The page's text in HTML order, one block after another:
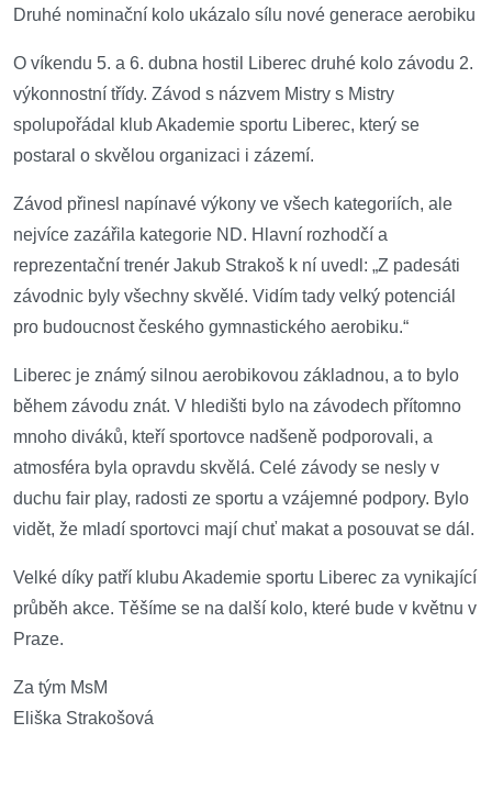
Druhé nominační kolo ukázalo sílu nové generace aerobiku
O víkendu 5. a 6. dubna hostil Liberec druhé kolo závodu 2.
výkonnostní třídy. Závod s názvem Mistry s Mistry
spolupořádal klub Akademie sportu Liberec, který se
postaral o skvělou organizaci i zázemí.
Závod přinesl napínavé výkony ve všech kategoriích, ale
nejvíce zazářila kategorie ND. Hlavní rozhodčí a
reprezentační trenér Jakub Strakoš k ní uvedl: „Z padesáti
závodnic byly všechny skvělé. Vidím tady velký potenciál
pro budoucnost českého gymnastického aerobiku.“
Liberec je známý silnou aerobikovou základnou, a to bylo
během závodu znát. V hledišti bylo na závodech přítomno
mnoho diváků, kteří sportovce nadšeně podporovali, a
atmosféra byla opravdu skvělá. Celé závody se nesly v
duchu fair play, radosti ze sportu a vzájemné podpory. Bylo
vidět, že mladí sportovci mají chuť makat a posouvat se dál.
Velké díky patří klubu Akademie sportu Liberec za vynikající
průběh akce. Těšíme se na další kolo, které bude v květnu v
Praze.
Za tým MsM
Eliška Strakošová